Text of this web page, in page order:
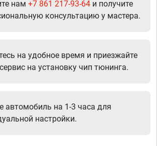
нам +7 861 217-93-64 и получите
консультацию у мастера.
на удобное время и приезжайте
на установку чип тюнинга.
автомобиль на 1-3 часа для
настройки.